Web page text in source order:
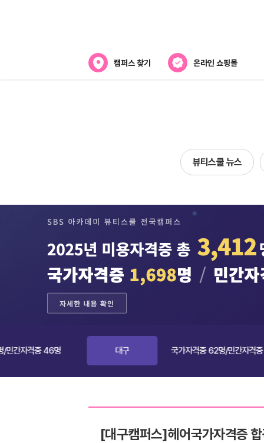
캠퍼스 찾기 온라인 쇼핑몰
전국캠퍼스 찾기
제휴협력사
뷰티스쿨 뉴스
증 46명 국가자격증 62명/민간자격증 83명
[대구캠퍼스]헤어국가자격증